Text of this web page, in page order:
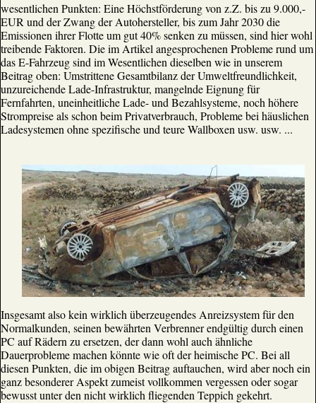
wesentlichen Punkten: Eine Höchstförderung von z.Z. bis zu 9.000,-
EUR und der Zwang der Autohersteller, bis zum Jahr 2030 die
Emissionen ihrer Flotte um gut 40% senken zu müssen, sind hier wohl
treibende Faktoren. Die im Artikel angesprochenen Probleme rund um
das E-Fahrzeug sind im Wesentlichen dieselben wie in unserem
Beitrag oben: Umstrittene Gesamtbilanz der Umweltfreundlichkeit,
unzureichende Lade-Infrastruktur, mangelnde Eignung für
Fernfahrten, uneinheitliche Lade- und Bezahlsysteme, noch höhere
Strompreise als schon beim Privatverbrauch, Probleme bei häuslichen
Ladesystemen ohne spezifische und teure Wallboxen usw. usw. ...
Insgesamt also kein wirklich überzeugendes Anreizsystem für den
Normalkunden, seinen bewährten Verbrenner endgültig durch einen
PC auf Rädern zu ersetzen, der dann wohl auch ähnliche
Dauerprobleme machen könnte wie oft der heimische PC. Bei all
diesen Punkten, die im obigen Beitrag auftauchen, wird aber noch ein
ganz besonderer Aspekt zumeist vollkommen vergessen oder sogar
bewusst unter den nicht wirklich fliegenden Teppich gekehrt.